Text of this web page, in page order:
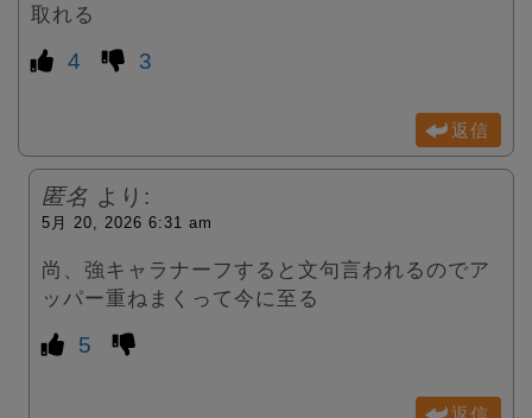
取れる
4 3
返信
匿名 より:
5月 20, 2026 6:31 am
尚、強キャラナーフすると文句言われるのでア
ッパー重ねまくって今に至る
5
返信